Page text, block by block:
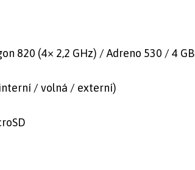
820 (4× 2,2 GHz) / Adreno 530 / 4 GB
/ volná / externí)